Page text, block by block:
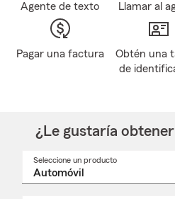
Agente de texto Llamar al
Pagar una factura
Obtén una
de
¿Le gustaría
Seleccione un producto